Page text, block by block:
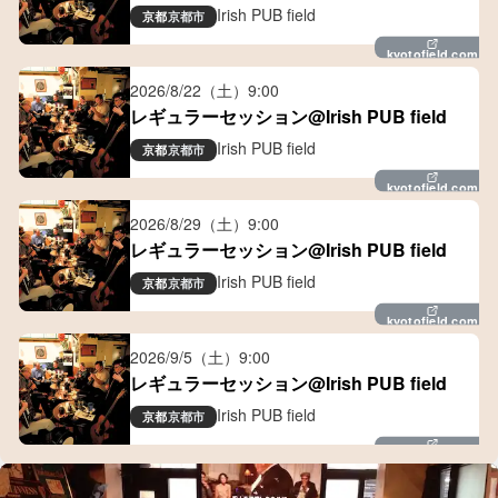
京都京都市 Irish PUB field
kyotofield.com
2026/8/22（土） 9:00
レギュラーセッション@Irish PUB field
京都京都市 Irish PUB field
kyotofield.com
2026/8/29（土） 9:00
レギュラーセッション@Irish PUB field
京都京都市 Irish PUB field
kyotofield.com
2026/9/5（土） 9:00
レギュラーセッション@Irish PUB field
京都京都市 Irish PUB field